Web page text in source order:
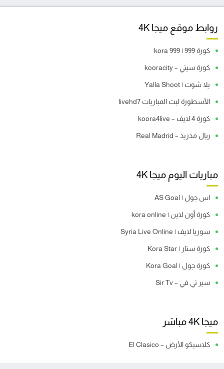
روابط موقع ميجا 4K
كورة 999 | kora 999
كورة سيتي – kooracity
يلا شوت | Yalla Shoot
الأسطورة لبث المباريات livehd7
كورة 4 لايف – koora4live
ريال مدريد – Real Madrid
مباريات اليوم ميجا 4K
اس جول | AS Goal
كورة أون لاين | kora online
سوريا لايف | Syria Live Online
كورة ستار | Kora Star
كورة جول | Kora Goal
سير تي في – Sir Tv
ميجا 4K مباشر
كلاسيكو الأرض – El Clasico